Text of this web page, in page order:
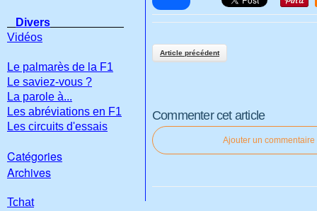
Article précédent
Commenter cet article
Ajouter un commentaire
Divers
Vidéos
Le palmarès de la F1
Le saviez-vous ?
La parole à...
Les abréviations en F1
Les circuits d'essais
Catégories
Archives
Tchat